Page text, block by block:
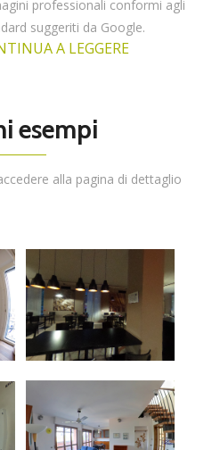
professionali conformi agli
suggeriti da Google.
A LEGGERE
esempi
alla pagina di dettaglio